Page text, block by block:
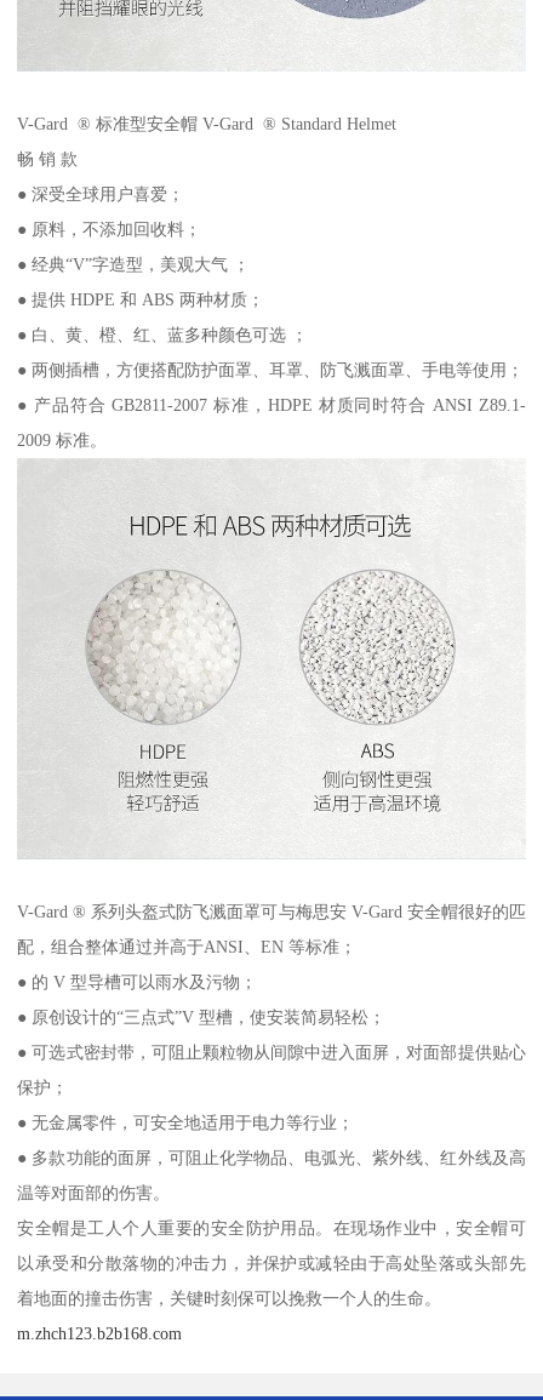
V-Gard ® 标准型安全帽 V-Gard ® Standard Helmet
畅 销 款
● 深受全球用户喜爱；
● 原料，不添加回收料；
● 经典“V”字造型，美观大气 ；
● 提供 HDPE 和 ABS 两种材质；
● 白、黄、橙、红、蓝多种颜色可选 ；
● 两侧插槽，方便搭配防护面罩、耳罩、防飞溅面罩、手电等使用；
● 产品符合 GB2811-2007 标准，HDPE 材质同时符合 ANSI Z89.1-
2009 标准。
V-Gard ® 系列头盔式防飞溅面罩可与梅思安 V-Gard 安全帽很好的匹
配，组合整体通过并高于ANSI、EN 等标准；
● 的 V 型导槽可以雨水及污物；
● 原创设计的“三点式”V 型槽，使安装简易轻松；
● 可选式密封带，可阻止颗粒物从间隙中进入面屏，对面部提供贴心
保护；
● 无金属零件，可安全地适用于电力等行业；
● 多款功能的面屏，可阻止化学物品、电弧光、紫外线、红外线及高
温等对面部的伤害。
安全帽是工人个人重要的安全防护用品。在现场作业中，安全帽可
以承受和分散落物的冲击力，并保护或减轻由于高处坠落或头部先
着地面的撞击伤害，关键时刻保可以挽救一个人的生命。
m.zhch123.b2b168.com